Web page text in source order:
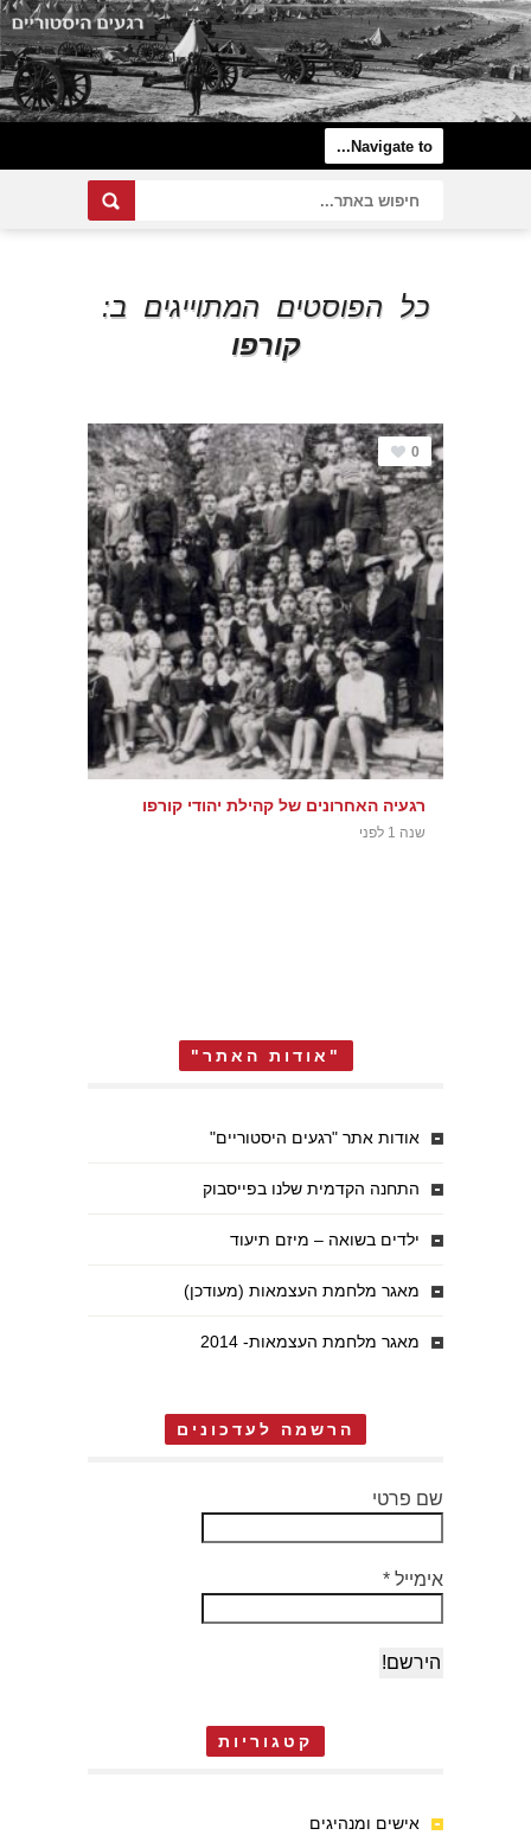
כל הפוסטים המתוייגים ב:
קורפו
0
רגעיה האחרונים של קהילת יהודי קורפו
שנה 1 לפני
"אודות האתר"
אודות אתר "רגעים היסטוריים"
התחנה הקדמית שלנו בפייסבוק
ילדים בשואה – מיזם תיעוד
מאגר מלחמת העצמאות (מעודכן)
מאגר מלחמת העצמאות- 2014
הרשמה לעדכונים
שם פרטי
אימייל *
קטגוריות
אישים ומנהיגים